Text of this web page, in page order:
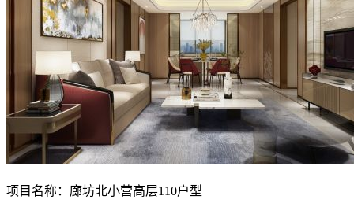
项目名称：廊坊北小营高层110户型